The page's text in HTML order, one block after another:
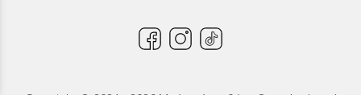
Copyright © 2024 - 2026 Μπέττυ Λογοθέτη, Οπτικά - Φακοί